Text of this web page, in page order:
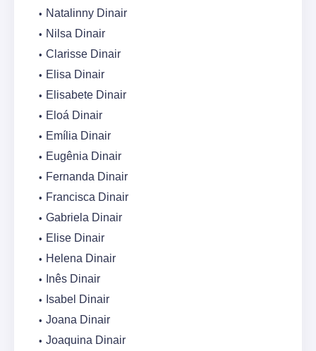
Natalinny Dinair
Nilsa Dinair
Clarisse Dinair
Elisa Dinair
Elisabete Dinair
Eloá Dinair
Emília Dinair
Eugênia Dinair
Fernanda Dinair
Francisca Dinair
Gabriela Dinair
Elise Dinair
Helena Dinair
Inês Dinair
Isabel Dinair
Joana Dinair
Joaquina Dinair